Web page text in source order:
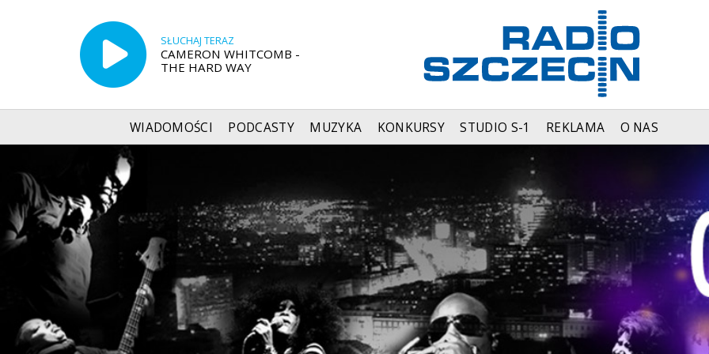
SŁUCHAJ TERAZ
CAMERON WHITCOMB -
THE HARD WAY
WIADOMOŚCI PODCASTY MUZYKA KONKURSY STUDIO S-1 REKLAMA O NAS